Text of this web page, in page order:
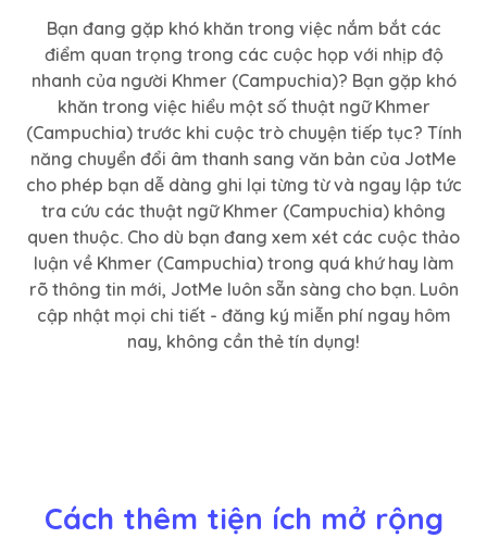
Bạn đang gặp khó khăn trong việc nắm bắt các
điểm quan trọng trong các cuộc họp với nhịp độ
nhanh của người Khmer (Campuchia)? Bạn gặp khó
khăn trong việc hiểu một số thuật ngữ Khmer
(Campuchia) trước khi cuộc trò chuyện tiếp tục? Tính
năng chuyển đổi âm thanh sang văn bản của JotMe
cho phép bạn dễ dàng ghi lại từng từ và ngay lập tức
tra cứu các thuật ngữ Khmer (Campuchia) không
quen thuộc. Cho dù bạn đang xem xét các cuộc thảo
luận về Khmer (Campuchia) trong quá khứ hay làm
rõ thông tin mới, JotMe luôn sẵn sàng cho bạn. Luôn
cập nhật mọi chi tiết - đăng ký miễn phí ngay hôm
nay, không cần thẻ tín dụng!
Cách thêm tiện ích mở rộng